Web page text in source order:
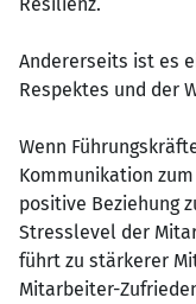
Andererseits ist es
Respektes und der
Wenn
Kommunikation
positive Beziehung
Stresslevel der
führt zu stärkerer
Mitarbeiter-